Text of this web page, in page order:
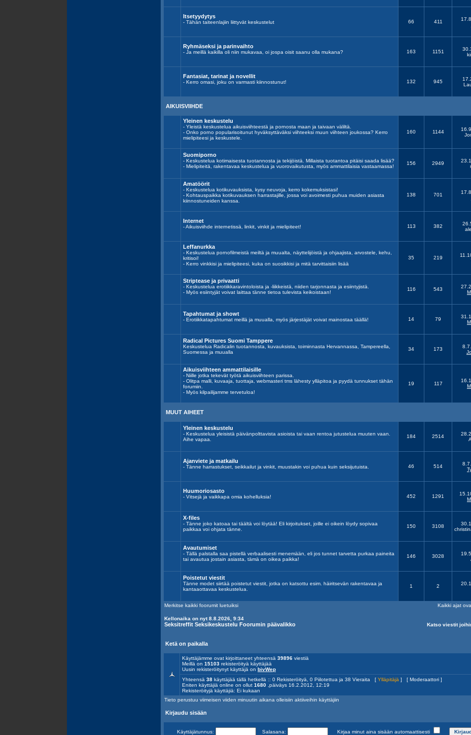
Itsetyydytys
- Tähän taiteenlajiin liittyvät keskustelut 66 411
Ryhmäseksi ja parinvaihto
- Ja meillä kaikilla oli niin mukavaa, oi jospa oisit saanu olla mukana? 163 1151
Fantasiat, tarinat ja novellit
- Kerro omasi, joku on varmasti kiinnostunut! 132 945
AIKUISVIIHDE
Yleinen keskustelu
- Yleistä keskustelua aikuisviihteestä ja pornosta maan ja taivaan väliltä.
- Onko porno popularisoitunut hyväksyttäväksi viihteeksi muun viihteen joukossa? Kerro
mielipiteesi ja keskustele.
160 1144
Suomiporno
- Keskustelua kotimaisesta tuotannosta ja tekijöistä. Millaista tuotantoa pitäisi saada lisää?
- Mielipiteitä, rakentavaa keskustelua ja vuorovaikutusta, myös ammattilaisia vastaamassa!
156 2949
Amatöörit
- Keskustelua kotikuvauksista, kysy neuvoja, kerro kokemuksistasi!
- Kohtauspaikka kotikuvauksen harrastajille, jossa voi avoimesti puhua muiden asiasta
kiinnostuneiden kanssa.
138 701
Internet
- Aikuisviihde internetissä, linkit, vinkit ja mielipiteet! 113 382
Leffanurkka
- Keskustelua pornofilmeistä meiltä ja muualta, näyttelijöistä ja ohjaajista, arvostele, kehu,
kritisoi!
- Kerro vinkkisi ja mielipiteesi, kuka on suosikkisi ja mitä tarvittaisiin lisää
35 219
Striptease ja privaatti
- Keskustelua erotiikkaravintoloista ja -liikkeistä, niiden tarjonnasta ja esiintyjistä.
- Myös esiintyjät voivat laittaa tänne tietoa tulevista keikoistaan!
116 543
Tapahtumat ja showt
- Erotiikkatapahtumat meillä ja muualla, myös järjestäjät voivat mainostaa täällä! 14 79
Radical Pictures Suomi Tamppere
Keskustelua Radicalin tuotannosta, kuvauksista, toiminnasta Hervannassa, Tampereella,
Suomessa ja muualla
34 173
Aikuisviihteen ammattilaisille
- Niille jotka tekevät työtä aikuisviihteen parissa.
- Olitpa malli, kuvaaja, tuottaja, webmasteri tms lähesty ylläpitoa ja pyydä tunnukset tähän
forumiin.
- Myös kilpailijamme tervetuloa!
19 117
MUUT AIHEET
Yleinen keskustelu
- Keskustelua yleisistä päivänpolttavista asioista tai vaan rentoa jutustelua muuten vaan.
Aihe vapaa.
184 2514
Ajanviete ja matkailu
- Tänne harrastukset, seikkailut ja vinkit, muustakin voi puhua kuin seksijutuista. 46 514
Huumoriosasto
- Vitsejä ja vaikkapa omia kohelluksia! 452 1291
X-files
- Tänne joko katoaa tai täältä voi löytää! Eli kirjoitukset, joille ei oikein löydy sopivaa
paikkaa voi ohjata tänne.
150 3108
Avautumiset
- Tällä palstalla saa pistellä verbaalisesti menemään, eli jos tunnet tarvetta purkaa paineita
tai avautua jostain asiasta, tämä on oikea paikka!
146 3028
Poistetut viestit
Tänne modet siirtää poistetut viestit, jotka on katsottu esim. häiritsevän rakentavaa ja
kantaaottavaa keskustelua.
1 2
Merkitse kaikki foorumit luetuiksi Kaikki ajat
Kellonaika on nyt 8.8.2026, 9:34
Seksitreffit Seksikeskustelu Foorumin päävalikko Katso viestit
Ketä on paikalla
Käyttäjämme ovat kirjoittaneet yhteensä 39896 viestiä
Meillä on 15103 rekisteröityä käyttäjää
Uusin rekisteröitynyt käyttäjä on bivWep
Yhteensä 38 käyttäjää tällä hetkellä :: 0 Rekisteröityä, 0 Piilotettua ja 38 Vieraita [ Ylläpitäjä ] [ Moderaattori ]
Eniten käyttäjiä online on ollut 1680 ,päiväys 16.2.2012, 12:19
Rekisteröityjä käyttäjiä: Ei kukaan
Tieto perustuu viimeisen viiden minuutin aikana olleisiin aktiiveihin käyttäjiin
Kirjaudu sisään
Käyttäjätunnus: Salasana: Kirjaa minut aina sisään automaattisesti